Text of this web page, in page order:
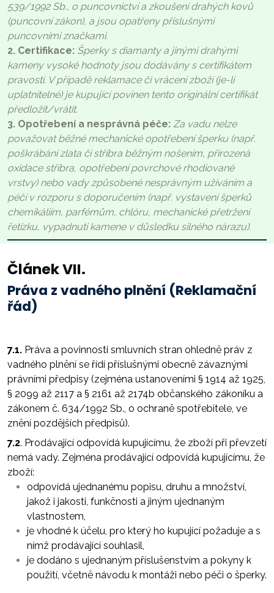
539/1992 Sb., o puncovnictví a zkoušení drahých kovů
(puncovní zákon), a jsou opatřeny příslušnými
puncovními značkami.
2. Certifikace: Šperky s diamanty a jinými drahými
kameny vysoké hodnoty jsou dodávány s certifikátem
pravosti. V případě reklamace či vrácení zboží (je-li
uplatnitelné) je kupující povinen tento originální certifikát
předložit/vrátit.
3. Opotřebení a nesprávná péče: Za vadu nelze
považovat běžné mechanické opotřebení šperku (např.
poškrábání zlata či stříbra běžným nošením, přirozená
oxidace stříbra, opotřebení povrchové rhodiované
vrstvy) nebo vady způsobené nesprávným užíváním a
péčí v rozporu s doporučením (např. vystavení šperků
chemikáliím, parfémům, chlóru, mechanické přetržení
řetízku, vypadnutí kamene v důsledku silného nárazu).
Článek VII.
Práva z vadného plnění (Reklamační
řád)
7.1. Práva a povinnosti smluvních stran ohledně práv z
vadného plnění se řídí příslušnými obecně závaznými
právními předpisy (zejména ustanoveními § 1914 až 1925,
§ 2099 až 2117 a § 2161 až 2174b občanského zákoníku a
zákonem č. 634/1992 Sb., o ochraně spotřebitele, ve
znění pozdějších předpisů).
7.2. Prodávající odpovídá kupujícímu, že zboží při převzetí
nemá vady. Zejména prodávající odpovídá kupujícímu, že
zboží:
odpovídá ujednanému popisu, druhu a množství,
jakož i jakosti, funkčnosti a jiným ujednaným
vlastnostem,
je vhodné k účelu, pro který ho kupující požaduje a s
nímž prodávající souhlasil,
je dodáno s ujednaným příslušenstvím a pokyny k
použití, včetně návodu k montáži nebo péči o šperky.